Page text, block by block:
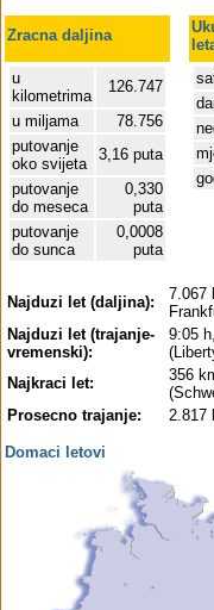
Zracna daljina
u
kilometrima
126.747
u miljama
78.756
putovanje
oko svijeta
3,16 puta
putovanje
do meseca
0,330
puta
putovanje
do sunca
0,0008
puta
Najduzi let (daljina):
7.067
Najduzi let (trajanje-
vremenski):
9:05
Najkraci let:
356
Prosecno trajanje:
2.817
Domaci letovi